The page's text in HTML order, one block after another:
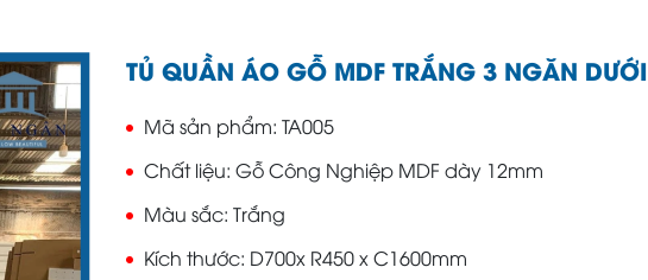
TỦ QUẦN ÁO GỖ MDF TRẮNG 3 NGĂN DƯỚI
Mã sản phẩm TA005
Chất liệu Gỗ Công Nghiệp MDF dày 12mm
Màu sắc Trắng
Kích thước D700x R450 x C1600mm